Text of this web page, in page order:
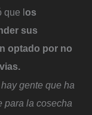
que los
sus
optado por no
gente que ha
para la cosecha